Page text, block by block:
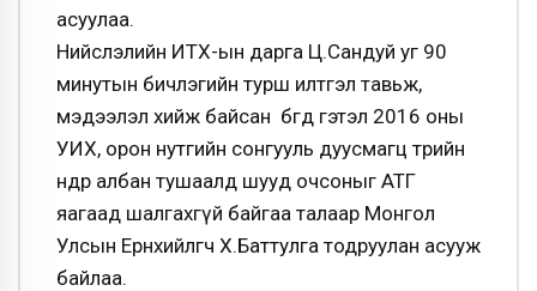
асуулаа.
Нийслэлийн ИТХ-ын дарга Ц.Сандуй уг 90
минутын бичлэгийн турш илтгэл тавьж,
мэдээлэл хийж байсан бөгөөд гэтэл 2016 оны
УИХ, орон нутгийн сонгууль дуусмагц төрийн
өндөр албан тушаалд шууд очсоныг АТГ
яагаад шалгахгүй байгаа талаар Монгол
Улсын Ерөнхийлөгч Х.Баттулга тодруулан асууж
байлаа.